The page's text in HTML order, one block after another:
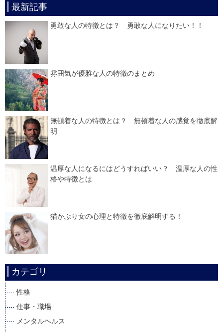
最新記事
勇敢な人の特徴とは？ 勇敢な人になりたい！！
雰囲気が優雅な人の特徴のまとめ
無頓着な人の特徴とは？ 無頓着な人の感覚を徹底解
明
温厚な人になるにはどうすればいい？ 温厚な人の性
格や特徴とは
猫かぶり女の心理と特徴を徹底解明する！
カテゴリ
性格
仕事・職場
メンタルヘルス